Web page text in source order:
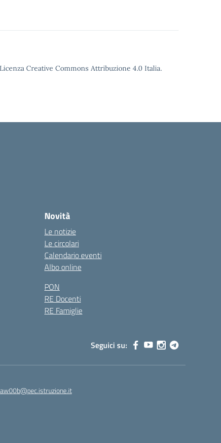
Creative Commons Attribuzione 4.0 Italia.
Novità
Le notizie
Le circolari
Calendario eventi
Albo online
PON
RE Docenti
RE Famiglie
Seguici su: